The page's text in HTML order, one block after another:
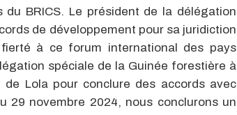
BRICS. Le président de la délégation
de développement pour sa juridiction
à ce forum international des pays
spéciale de la Guinée forestière à
Lola pour conclure des accords avec
29 novembre 2024, nous conclurons un